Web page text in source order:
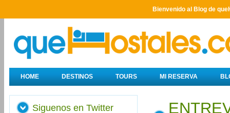
Bienvenido al Blog de
HOME DESTINOS TOURS MI RESERVA
Siguenos en Twitter